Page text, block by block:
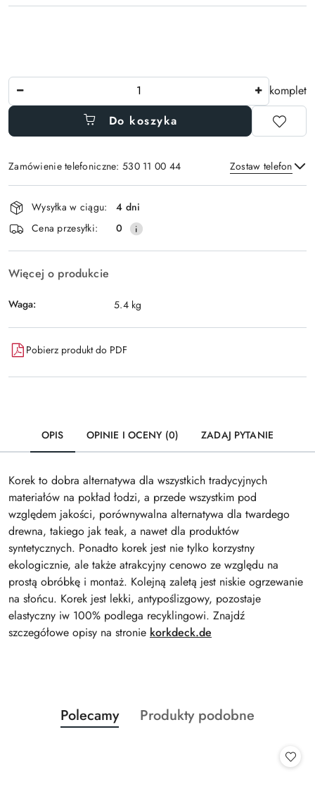
Ilość
komplet
Do koszyka
Zamówienie telefoniczne: 530 11 00 44 Zostaw telefon
Wyślij
Dostępność
i
dostawa
Wysyłka w ciągu:
4 dni
Cena przesyłki:
0
Więcej o produkcie
Waga: 5.4 kg
Pobierz produkt do PDF
OPIS OPINIE I OCENY (0) ZADAJ PYTANIE
Korek to dobra alternatywa dla wszystkich tradycyjnych
materiałów na pokład łodzi, a przede wszystkim pod
względem jakości, porównywalna alternatywa dla twardego
drewna, takiego jak teak, a nawet dla produktów
syntetycznych. Ponadto korek jest nie tylko korzystny
ekologicznie, ale także atrakcyjny cenowo ze względu na
prostą obróbkę i montaż. Kolejną zaletą jest niskie ogrzewanie
na słońcu. Korek jest lekki, antypoślizgowy, pozostaje
elastyczny iw 100% podlega recyklingowi. Znajdź
szczegółowe opisy na stronie korkdeck.de
Pomiń karuzelę produktów
Produkty
o
Polecamy
Produkty
Produkty podobne